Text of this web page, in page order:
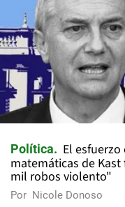
Política
El esfuerzo
matemáticas de
mil robos violento"
Por Nicole Donoso